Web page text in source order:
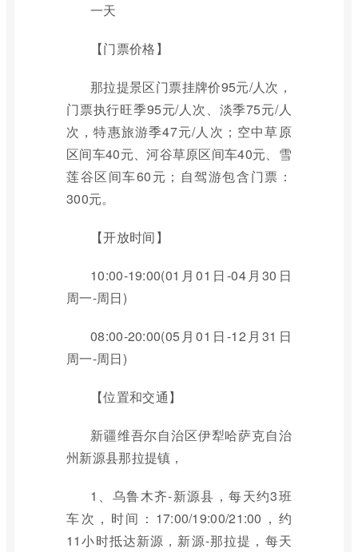
一天
【门票价格】
那拉提景区门票挂牌价95元/人次，
门票执行旺季95元/人次、淡季75元/人
次，特惠旅游季47元/人次；空中草原
区间车40元、河谷草原区间车40元、雪
莲谷区间车60元；自驾游包含门票：
300元。
【开放时间】
10:00-19:00(01月01日-04月30日
周一-周日)
08:00-20:00(05月01日-12月31日
周一-周日)
【位置和交通】
新疆维吾尔自治区伊犁哈萨克自治
州新源县那拉提镇，
1、乌鲁木齐-新源县，每天约3班
车次，时间：17:00/19:00/21:00，约
11小时抵达新源，新源-那拉提，每天